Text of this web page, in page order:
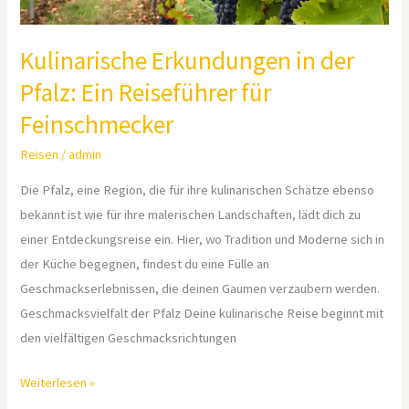
Kulinarische Erkundungen in der
Pfalz: Ein Reiseführer für
Feinschmecker
Reisen /admin
Die Pfalz, eine Region, die für ihre kulinarischen Schätze ebenso
bekannt ist wie für ihre malerischen Landschaften, lädt dich zu
einer Entdeckungsreise ein. Hier, wo Tradition und Moderne sich in
der Küche begegnen, findest du eine Fülle an
Geschmackserlebnissen, die deinen Gaumen verzaubern werden.
Geschmacksvielfalt der Pfalz Deine kulinarische Reise beginnt mit
den vielfältigen Geschmacksrichtungen
Weiterlesen »